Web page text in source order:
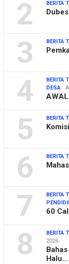
2 BERITA
3 BERITA
4 BERITA
DESA
5 BERITA
6 BERITA
7 BERITA
60
8 BERITA
2026
Halu…